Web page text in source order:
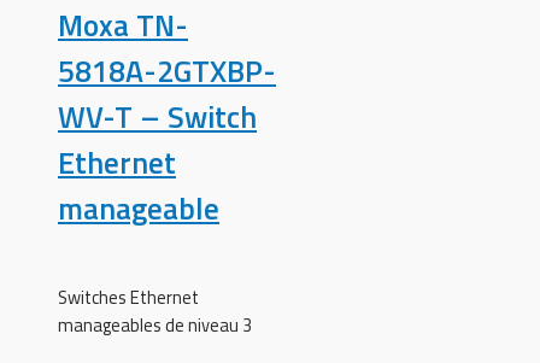
Moxa TN-
5818A-2GTXBP-
WV-T – Switch
Ethernet
manageable
Switches Ethernet
manageables de niveau 3